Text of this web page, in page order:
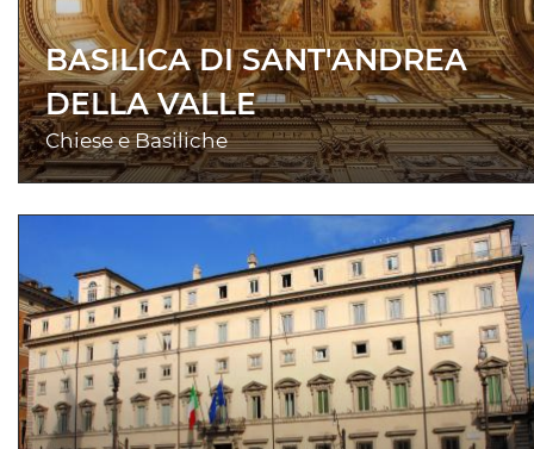
BASILICA DI SANT'ANDREA
DELLA VALLE
Chiese e Basiliche